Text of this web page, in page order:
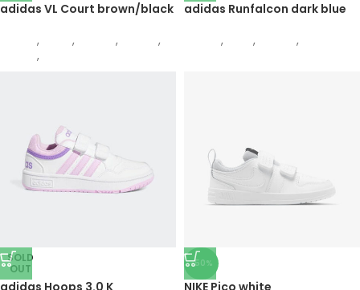
adidas VL Court brown/black
, , ,
,
,
adidas Runfalcon dark blue
, , ,
SOLD
OUT
-50%